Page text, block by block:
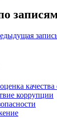
коррупции